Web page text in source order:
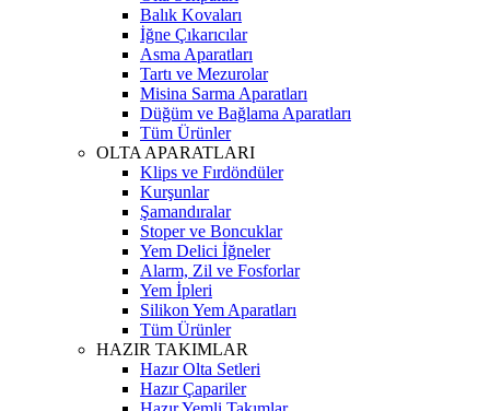
Balık Kovaları
İğne Çıkarıcılar
Asma Aparatları
Tartı ve Mezurolar
Misina Sarma Aparatları
Düğüm ve Bağlama Aparatları
Tüm Ürünler
OLTA APARATLARI
Klips ve Fırdöndüler
Kurşunlar
Şamandıralar
Stoper ve Boncuklar
Yem Delici İğneler
Alarm, Zil ve Fosforlar
Yem İpleri
Silikon Yem Aparatları
Tüm Ürünler
HAZIR TAKIMLAR
Hazır Olta Setleri
Hazır Çapariler